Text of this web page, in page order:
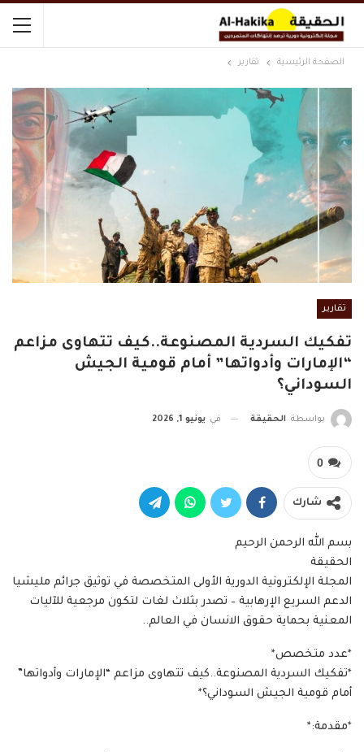
الصفحة الرئيسية تقارير
تقارير
تفكيك السردية المصنوعة..كيف تتهاوى مزاعم
“الإمارات وأدواتها” أمام قومية الجيش
السوداني؟
بواسطة الحقيقة في يونيو 1, 2026
0
شارك
بسم الله الرحمن الرحيم
الحقيقة
المجلة الإلكترونية الدورية الأولى المتخصصة في توثيق جرائم مليشيا
الدعم السريع الإرهابية – تصدر بثلاث لغات لتكون مرجعية للآليات
المعنية بحماية حقوق الانسان في العالم..
*عدد متخصص*
*تفكيك السردية المصنوعة..كيف تتهاوى مزاعم “الإمارات وأدواتها”
أمام قومية الجيش السوداني؟*
*​مقدمة:*